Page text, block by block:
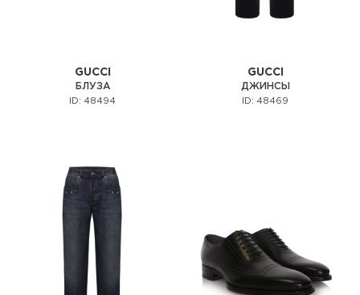
GUCCI
БЛУЗА
ID: 48494
GUCCI
ДЖИНСЫ
ID: 48469